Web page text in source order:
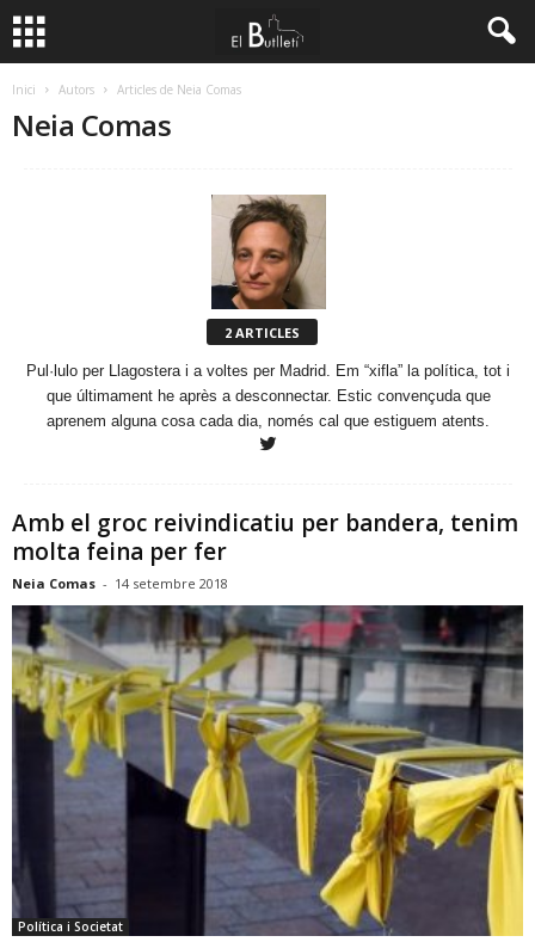
Inici Autors Articles de Neia Comas
Neia Comas
2 ARTICLES
Pul·lulo per Llagostera i a voltes per Madrid. Em “xifla” la política, tot i
que últimament he après a desconnectar. Estic convençuda que
aprenem alguna cosa cada dia, només cal que estiguem atents.
Amb el groc reivindicatiu per bandera, tenim
molta feina per fer
Neia Comas - 14 setembre 2018
Política i Societat